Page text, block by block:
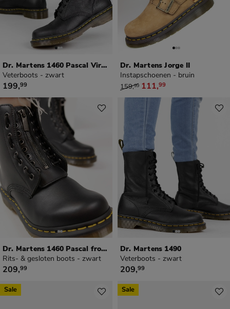
Dr. Martens 1460 Pascal Virginia
Veterboots - zwart
€ 199,99
199,99
Dr. Martens Jorge II
Instapschoenen - bruin
van € 159,99 voor € 111,99
159,99 111,99
Dr. Martens 1460 Pascal front zip
Rits- & gesloten boots - zwart
€ 209,99
209,99
Dr. Martens 1490
Veterboots - zwart
€ 209,99
209,99
Sale Sale